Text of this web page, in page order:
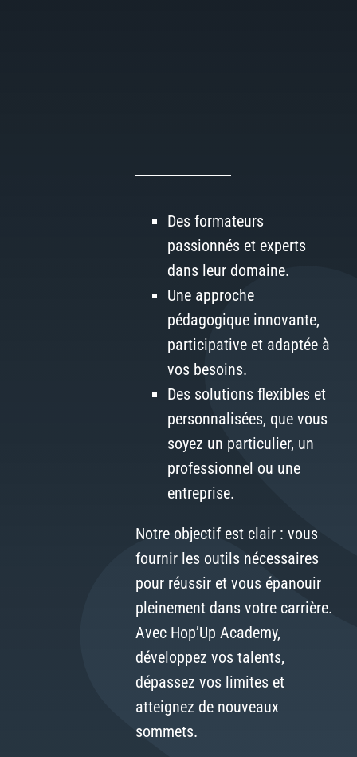
Des formateurs
passionnés et experts
dans leur domaine.
Une approche
pédagogique innovante,
participative et adaptée à
vos besoins.
Des solutions flexibles et
personnalisées, que vous
soyez un particulier, un
professionnel ou une
entreprise.
Notre objectif est clair : vous
fournir les outils nécessaires
pour réussir et vous épanouir
pleinement dans votre carrière.
Avec Hop’Up Academy,
développez vos talents,
dépassez vos limites et
atteignez de nouveaux
sommets.